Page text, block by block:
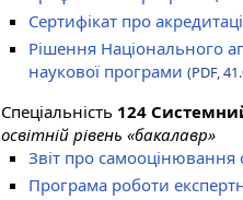
Сертифікат про
Рішення Національного
наукової програми (PDF,
Спеціальність 124
освітній рівень «бакалавр»
Звіт про самооцінювання
Програма роботи